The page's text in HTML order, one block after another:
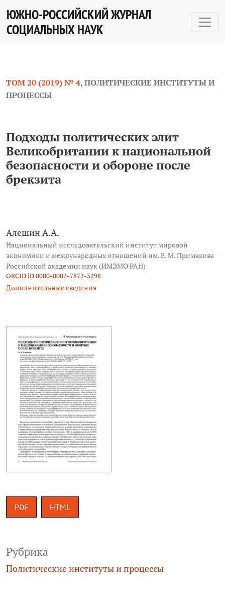
Подходы политических элит Великобритании к
ЮЖНО-РОССИЙСКИЙ ЖУРНАЛ
СОЦИАЛЬНЫХ НАУК
ТОМ 20 (2019) № 4,ПОЛИТИЧЕСКИЕ ИНСТИТУТЫ И
ПРОЦЕССЫ
Подходы политических элит
Великобритании к национальной
безопасности и обороне после
брекзита
Алешин А.А.
Национальный исследовательский институт мировой
экономики и международных отношений им. Е. М. Примакова
Российской академии наук (ИМЭМО РАН)
ORCID iD 0000-0002-7872-3298
Дополнительные сведения
PDF HTML
Рубрика
Политические институты и процессы